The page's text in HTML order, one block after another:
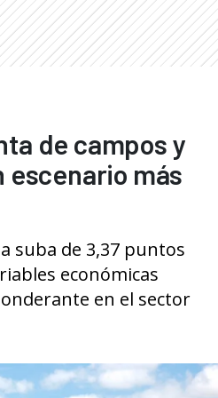
de campos y
escenario más
suba de 3,37 puntos
económicas
en el sector